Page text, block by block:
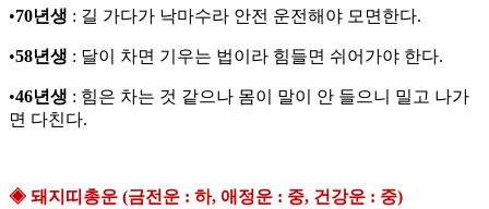
•70년생 : 길 가다가 낙마수라 안전 운전해야 모면한다.
•58년생 : 달이 차면 기우는 법이라 힘들면 쉬어가야 한다.
•46년생 : 힘은 차는 것 같으나 몸이 말이 안 들으니 밀고 나가
면 다친다.
◈ 돼지띠총운 (금전운 : 하, 애정운 : 중, 건강운 : 중)